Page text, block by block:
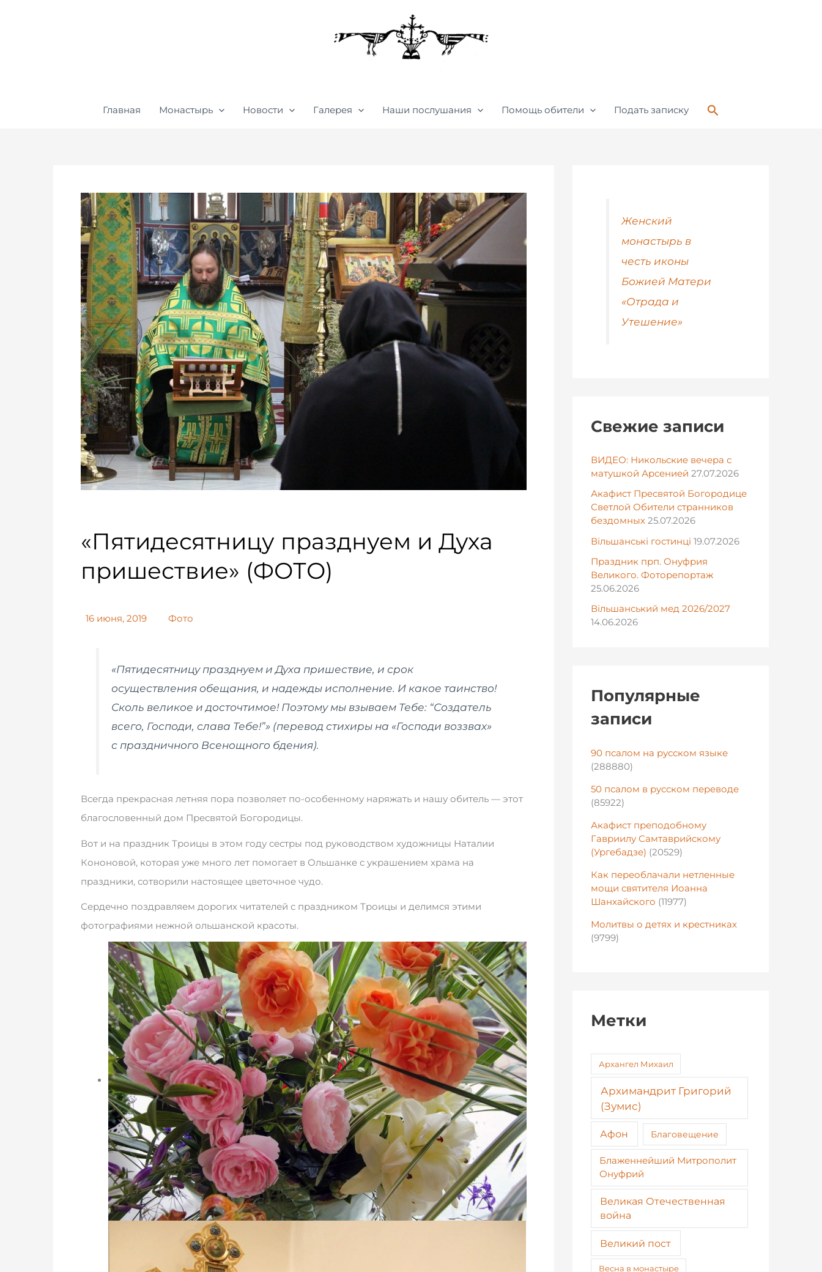
Главная Монастырь Новости Галерея Наши послушания Помощь обители Подать записку Поиск
«Пятидесятницу празднуем и Духа
пришествие» (ФОТО)
16 июня, 2019 Фото
«Пятидесятницу празднуем и Духа пришествие, и срок
осуществления обещания, и надежды исполнение. И какое таинство!
Сколь великое и досточтимое! Поэтому мы взываем Тебе: “Создатель
всего, Господи, слава Тебе!”» (перевод стихиры на «Господи воззвах»
с праздничного Всенощного бдения).
Всегда прекрасная летняя пора позволяет по-особенному наряжать и нашу обитель — этот
благословенный дом Пресвятой Богородицы.
Вот и на праздник Троицы в этом году сестры под руководством художницы Наталии
Кононовой, которая уже много лет помогает в Ольшанке с украшением храма на
праздники, сотворили настоящее цветочное чудо.
Сердечно поздравляем дорогих читателей с праздником Троицы и делимся этими
фотографиями нежной ольшанской красоты.
Женский
монастырь в
честь иконы
Божией Матери
«Отрада и
Утешение»
Свежие записи
ВИДЕО: Никольские вечера с
матушкой Арсенией 27.07.2026
Акафист Пресвятой Богородице
Светлой Обители странников
бездомных 25.07.2026
Вільшанські гостинці 19.07.2026
Праздник прп. Онуфрия
Великого. Фоторепортаж
25.06.2026
Вільшанський мед 2026/2027
14.06.2026
Популярные
записи
90 псалом на русском языке
(288880)
50 псалом в русском переводе
(85922)
Акафист преподобному
Гавриилу Самтаврийскому
(Ургебадзе) (20529)
Как переоблачали нетленные
мощи святителя Иоанна
Шанхайского (11977)
Молитвы о детях и крестниках
(9799)
Метки
Архангел Михаил
Архимандрит Григорий
(Зумис)
Афон Благовещение
Блаженнейший Митрополит
Онуфрий
Великая Отечественная
война
Великий пост
Весна в монастыре